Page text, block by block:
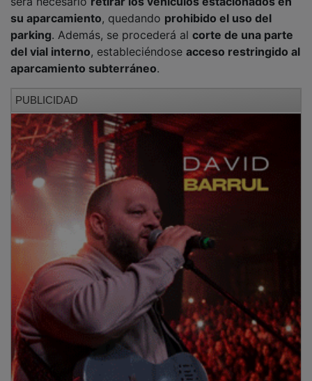
su aparcamiento, quedandoprohibido el uso del
parking. Además, se procederá alcorte de una parte
del vial interno, estableciéndoseacceso restringido al
aparcamiento subterráneo.